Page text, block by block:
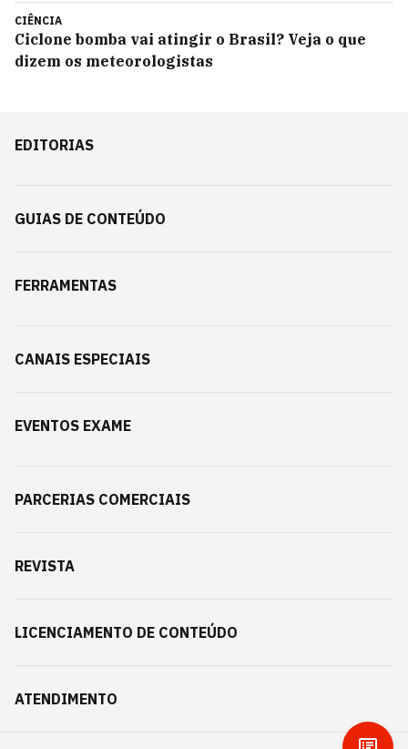
CIÊNCIA
Ciclone bomba vai atingir o Brasil? Veja o que
dizem os meteorologistas
EDITORIAS
GUIAS DE CONTEÚDO
FERRAMENTAS
CANAIS ESPECIAIS
EVENTOS EXAME
PARCERIAS COMERCIAIS
REVISTA
LICENCIAMENTO DE CONTEÚDO
ATENDIMENTO